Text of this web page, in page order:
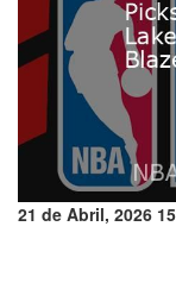
21 de Abril, 2026